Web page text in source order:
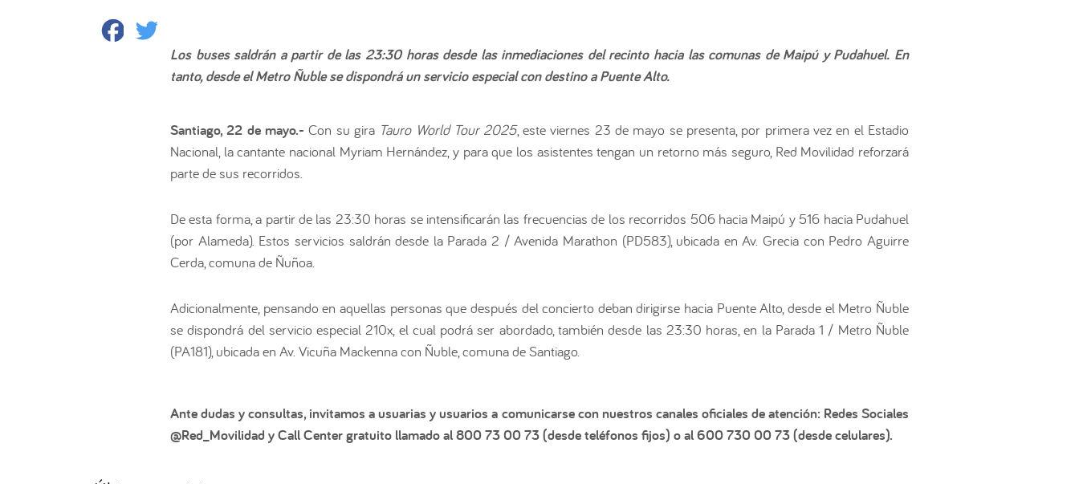
Facebook
Los buses saldrán a partir de las 23:30 horas desde las inmediaciones del recinto hacia las comunas de Maipú y Pudahuel. En
tanto, desde el Metro Ñuble se dispondrá un servicio especial con destino a Puente Alto.
Santiago, 22 de mayo.-Con su gira Tauro World Tour 2025, este viernes 23 de mayo se presenta, por primera vez en el Estadio
Nacional, la cantante nacional Myriam Hernández, y para que los asistentes tengan un retorno más seguro, Red Movilidad reforzará
parte de sus recorridos.
De esta forma, a partir de las 23:30 horas se intensificarán las frecuencias de los recorridos 506 hacia Maipú y 516 hacia Pudahuel
(por Alameda). Estos servicios saldrán desde la Parada 2 / Avenida Marathon (PD583), ubicada en Av. Grecia con Pedro Aguirre
Cerda, comuna de Ñuñoa.
Adicionalmente, pensando en aquellas personas que después del concierto deban dirigirse hacia Puente Alto, desde el Metro Ñuble
se dispondrá del servicio especial 210x, el cual podrá ser abordado, también desde las 23:30 horas, en la Parada 1 / Metro Ñuble
(PA181), ubicada en Av. Vicuña Mackenna con Ñuble, comuna de Santiago.
Ante dudas y consultas, invitamos a usuarias y usuarios a comunicarse con nuestros canales oficiales de atención: Redes Sociales
@Red_Movilidad y Call Center gratuito llamado al 800 73 00 73 (desde teléfonos fijos) o al 600 730 00 73 (desde celulares).